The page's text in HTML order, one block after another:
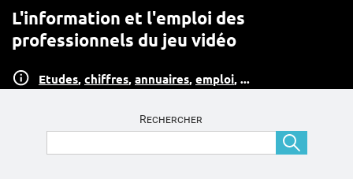
L'information et l'emploi des
professionnels du jeu vidéo
Etudes, chiffres, annuaires, emploi, ...
Rechercher